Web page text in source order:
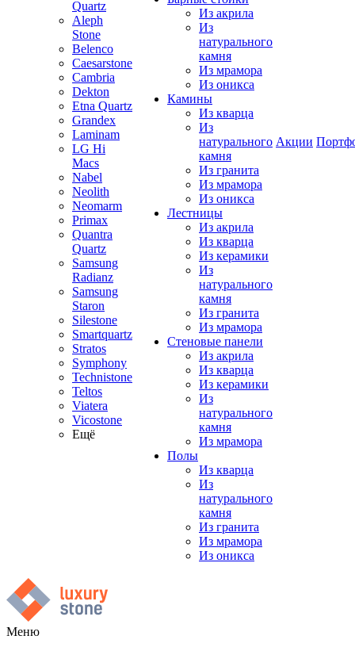
Quartz
Aleph
Stone
Belenco
Caesarstone
Cambria
Dekton
Etna Quartz
Grandex
Laminam
LG Hi
Macs
Nabel
Neolith
Neomarm
Primax
Quantra
Quartz
Samsung
Radianz
Samsung
Staron
Silestone
Smartquartz
Stratos
Symphony
Technistone
Teltos
Viatera
Vicostone
Ещё
Из акрила
Из
натурального
камня
Из мрамора
Из оникса
Камины
Из кварца
Из
натурального
камня
Из гранита
Из мрамора
Из оникса
Лестницы
Из акрила
Из кварца
Из керамики
Из
натурального
камня
Из гранита
Из мрамора
Стеновые панели
Из акрила
Из кварца
Из керамики
Из
натурального
камня
Из мрамора
Полы
Из кварца
Из
натурального
камня
Из гранита
Из мрамора
Из оникса
Акции
Меню